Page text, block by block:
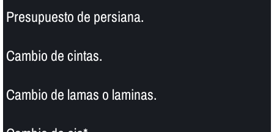
Presupuesto de persiana.
Cambio de cintas.
Cambio de lamas o laminas.